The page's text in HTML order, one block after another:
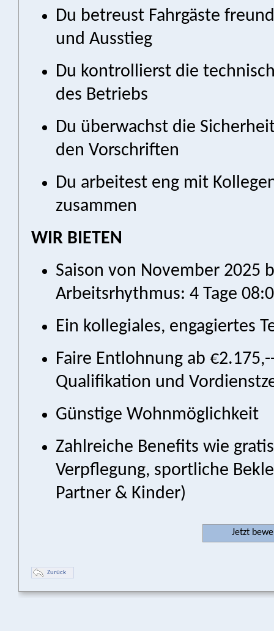
Du betreust Fahrgäste
und Ausstieg
Du kontrollierst die
des Betriebs
Du überwachst die
den Vorschriften
Du arbeitest eng mit
zusammen
WIR BIETEN
Saison von November 2025
Arbeitsrhythmus: 4 Tage
Ein kollegiales, engagiertes
Faire Entlohnung ab
Qualifikation und
Günstige Wohnmöglichkeit
Zahlreiche Benefits wie
Verpflegung, sportliche
Partner & Kinder)
Jetzt
Zurück